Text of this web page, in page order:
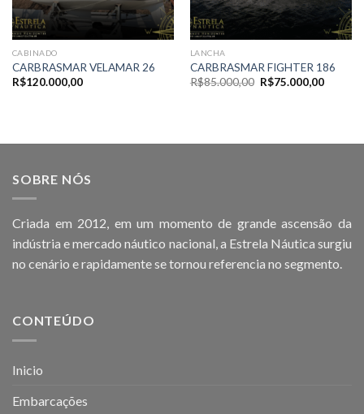
CABINADO
CARBRASMAR VELAMAR 26
R$120.000,00
LANCHA
CARBRASMAR FIGHTER 186
R$85.000,00 O
R$75.000,00O
SOBRE NÓS
Criada em 2012, em um momento de grande ascensão da
indústria e mercado náutico nacional, a Estrela Náutica surgiu
no cenário e rapidamente se tornou referencia no segmento.
CONTEÚDO
Inicio
Embarcações